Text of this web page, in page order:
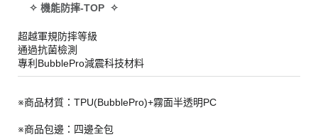
✧ 機能防摔-TOP ✧
超越軍規防摔等級
通過抗菌檢測
專利BubblePro減震科技材料
※商品材質：TPU(BubblePro)+霧面半透明PC
※商品包邊：四邊全包